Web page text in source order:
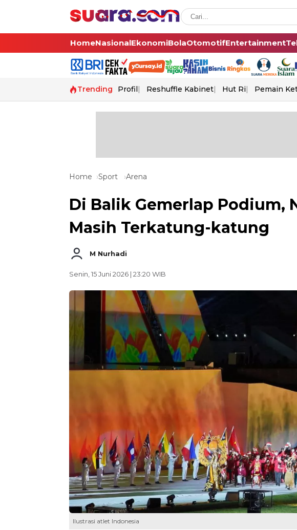
HomeNasionalEkonomiBolaOtomotifEntertainment
Trending Profil Reshuffle Kabinet Hut Ri Pemain
Home Sport Arena
Di Balik Gemerlap Podium,
Masih Terkatung-katung
M Nurhadi
Senin, 15 Juni 2026 | 23:20 WIB
Ilustrasi atlet Indonesia